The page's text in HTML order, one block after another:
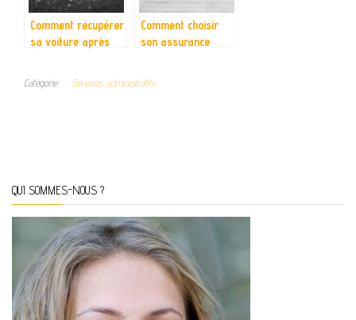
Comment récupérer
sa voiture après
Comment choisir
son assurance
Catégorie Services administratifs
QUI SOMMES-NOUS ?